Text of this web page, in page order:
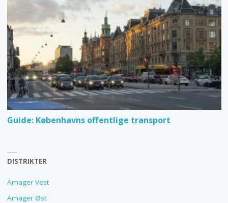
Guide: Københavns offentlige transport
DISTRIKTER
Amager Vest
Amager Øst